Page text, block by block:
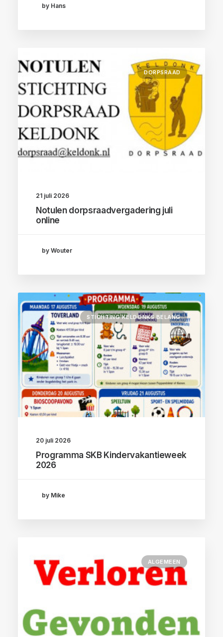
by Hans
DORPSRAAD
21 juli 2026
Notulen dorpsraadvergadering juli
online
by Wouter
STICHTING KELDONKS BELANG
20 juli 2026
Programma SKB Kindervakantieweek
2026
by Mike
ALGEMEEN